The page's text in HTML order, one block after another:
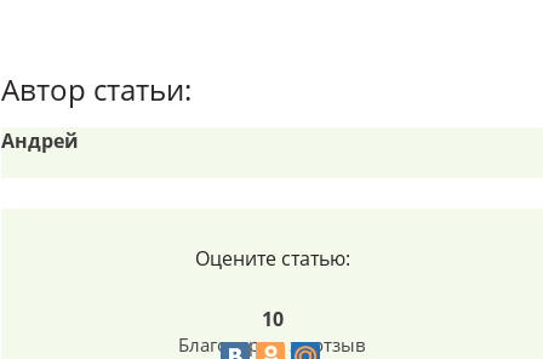
Автор статьи:
Андрей
Оцените статью:
10
Благодарим за отзыв